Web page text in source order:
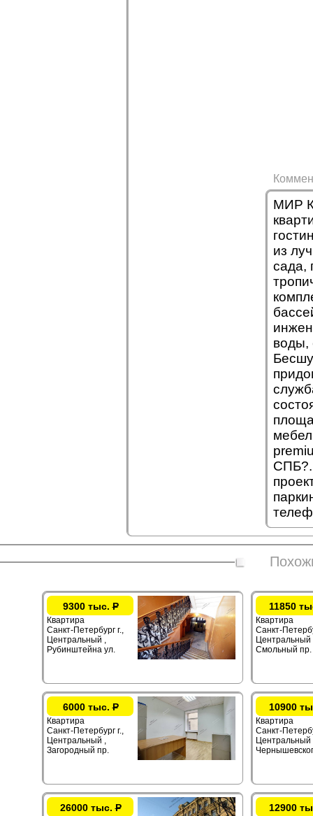
МИР
из
сада,
воды,
СПБ?.
9300 тыс.Р
Квартира
Санкт-Петербург г.,
Центральный ,
Рубинштейна ул.
11850
Квартира
Санкт-
Центральный
Смольный пр.
6000 тыс.Р
Квартира
Санкт-Петербург г.,
Центральный ,
Загородный пр.
10900
Квартира
Санкт-
Центральный
26000 тыс.Р 12900